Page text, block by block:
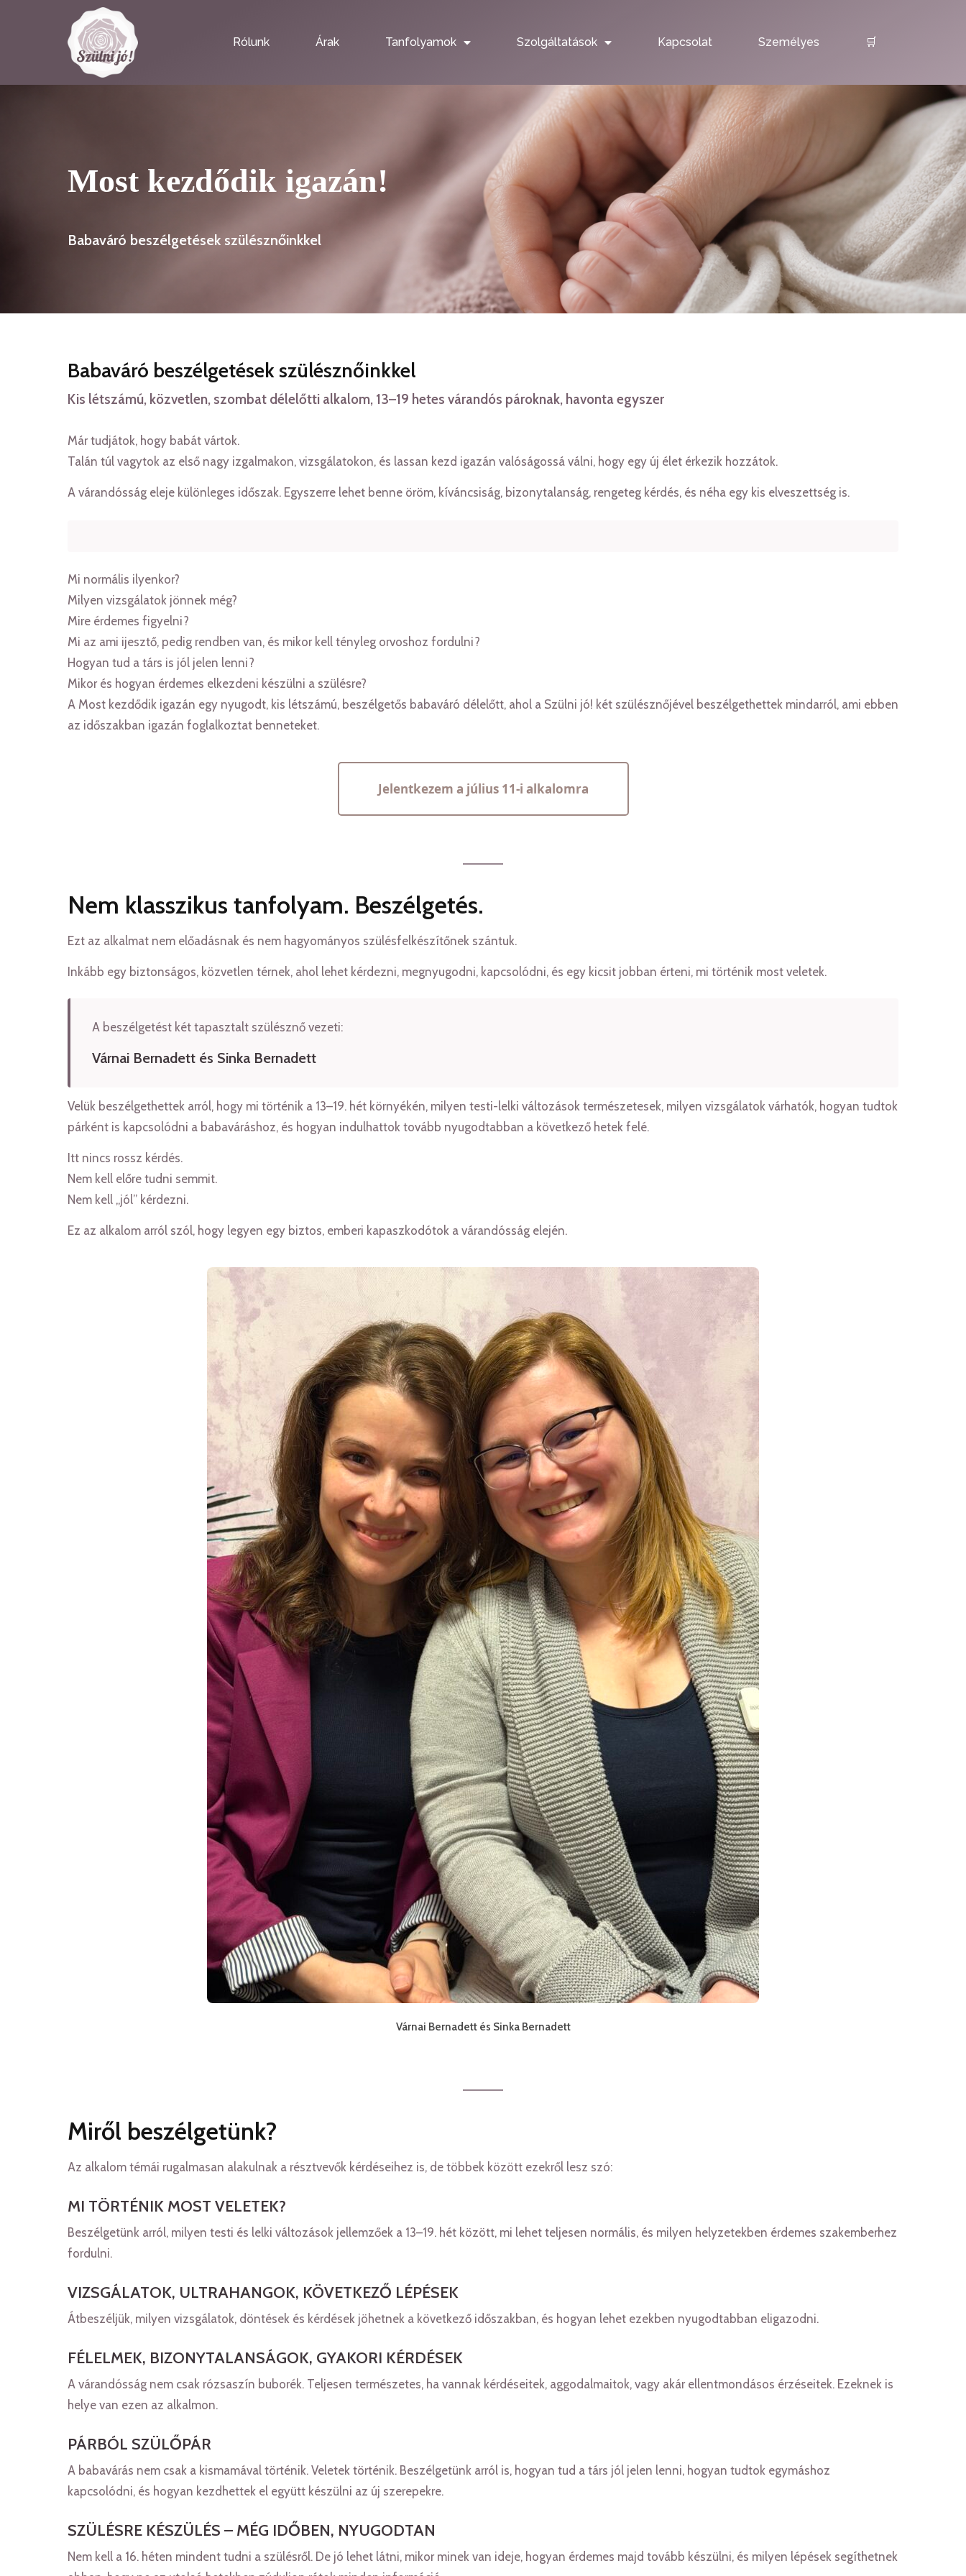
Rólunk Árak Tanfolyamok Szolgáltatások Kapcsolat Személyes 🛒
Most kezdődik igazán!
Babaváró beszélgetések szülésznőinkkel
Babaváró beszélgetések szülésznőinkkel
Kis létszámú, közvetlen, szombat délelőtti alkalom, 13–19 hetes várandós pároknak, havonta egyszer
Már tudjátok, hogy babát vártok.
Talán túl vagytok az első nagy izgalmakon, vizsgálatokon, és lassan kezd igazán valóságossá válni, hogy egy új élet érkezik hozzátok.
A várandósság eleje különleges időszak. Egyszerre lehet benne öröm, kíváncsiság, bizonytalanság, rengeteg kérdés, és néha egy kis elveszettség is.
Mi normális ilyenkor?
Milyen vizsgálatok jönnek még?
Mire érdemes figyelni?
Mi az ami ijesztő, pedig rendben van, és mikor kell tényleg orvoshoz fordulni?
Hogyan tud a társ is jól jelen lenni?
Mikor és hogyan érdemes elkezdeni készülni a szülésre?
A Most kezdődik igazán egy nyugodt, kis létszámú, beszélgetős babaváró délelőtt, ahol a Szülni jó! két szülésznőjével beszélgethettek mindarról, ami ebben
az időszakban igazán foglalkoztat benneteket.
Jelentkezem a július 11-i alkalomra
Nem klasszikus tanfolyam. Beszélgetés.
Ezt az alkalmat nem előadásnak és nem hagyományos szülésfelkészítőnek szántuk.
Inkább egy biztonságos, közvetlen térnek, ahol lehet kérdezni, megnyugodni, kapcsolódni, és egy kicsit jobban érteni, mi történik most veletek.
A beszélgetést két tapasztalt szülésznő vezeti:
Várnai Bernadett és Sinka Bernadett
Velük beszélgethettek arról, hogy mi történik a 13–19. hét környékén, milyen testi-lelki változások természetesek, milyen vizsgálatok várhatók, hogyan tudtok
párként is kapcsolódni a babaváráshoz, és hogyan indulhattok tovább nyugodtabban a következő hetek felé.
Itt nincs rossz kérdés.
Nem kell előre tudni semmit.
Nem kell „jól” kérdezni.
Ez az alkalom arról szól, hogy legyen egy biztos, emberi kapaszkodótok a várandósság elején.
Várnai Bernadett és Sinka Bernadett
Miről beszélgetünk?
Az alkalom témái rugalmasan alakulnak a résztvevők kérdéseihez is, de többek között ezekről lesz szó:
MI TÖRTÉNIK MOST VELETEK?
Beszélgetünk arról, milyen testi és lelki változások jellemzőek a 13–19. hét között, mi lehet teljesen normális, és milyen helyzetekben érdemes szakemberhez
fordulni.
VIZSGÁLATOK, ULTRAHANGOK, KÖVETKEZŐ LÉPÉSEK
Átbeszéljük, milyen vizsgálatok, döntések és kérdések jöhetnek a következő időszakban, és hogyan lehet ezekben nyugodtabban eligazodni.
FÉLELMEK, BIZONYTALANSÁGOK, GYAKORI KÉRDÉSEK
A várandósság nem csak rózsaszín buborék. Teljesen természetes, ha vannak kérdéseitek, aggodalmaitok, vagy akár ellentmondásos érzéseitek. Ezeknek is
helye van ezen az alkalmon.
PÁRBÓL SZÜLŐPÁR
A babavárás nem csak a kismamával történik. Veletek történik. Beszélgetünk arról is, hogyan tud a társ jól jelen lenni, hogyan tudtok egymáshoz
kapcsolódni, és hogyan kezdhettek el együtt készülni az új szerepekre.
SZÜLÉSRE KÉSZÜLÉS – MÉG IDŐBEN, NYUGODTAN
Nem kell a 16. héten mindent tudni a szülésről. De jó lehet látni, mikor minek van ideje, hogyan érdemes majd tovább készülni, és milyen lépések segíthetnek